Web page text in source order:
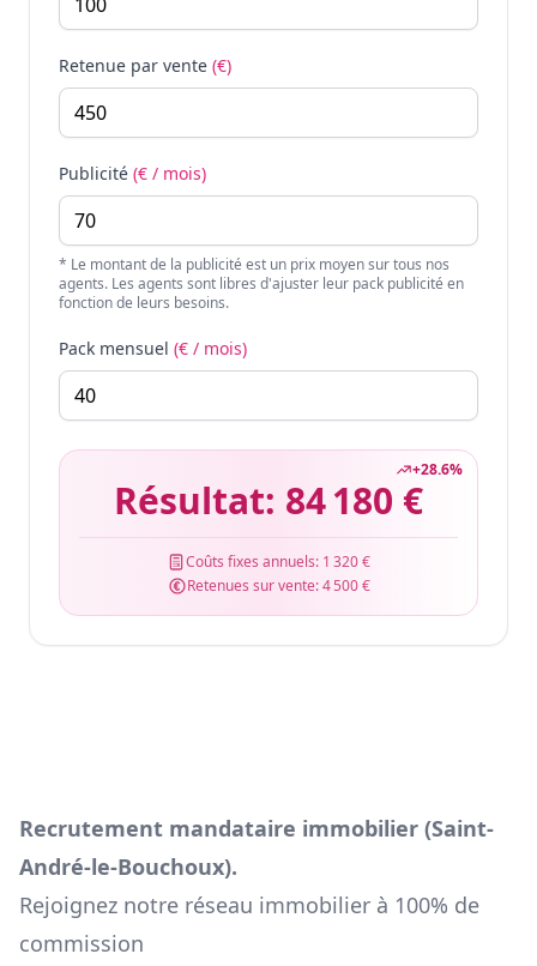
Retenue par vente (€)
Publicité (€ / mois)
* Le montant de la publicité est un prix moyen sur tous nos
agents. Les agents sont libres d'ajuster leur pack publicité en
fonction de leurs besoins.
Pack mensuel (€ / mois)
+28.6%
Résultat: 84 180 €
Coûts fixes annuels: 1 320 €
Retenues sur vente:4 500 €
Recrutement mandataire immobilier (Saint-
André-le-Bouchoux).
Rejoignez notre réseau immobilier à 100% de
commission